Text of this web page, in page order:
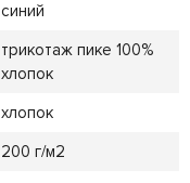
синий
трикотаж пике 100%
хлопок
хлопок
200 г/м2